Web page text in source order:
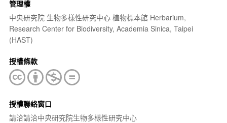
管理權
中央研究院 生物多樣性研究中心 植物標本館 Herbarium,
Research Center for Biodiversity, Academia Sinica, Taipei
(HAST)
授權條款
授權聯絡窗口
請洽請洽中央研究院生物多樣性研究中心